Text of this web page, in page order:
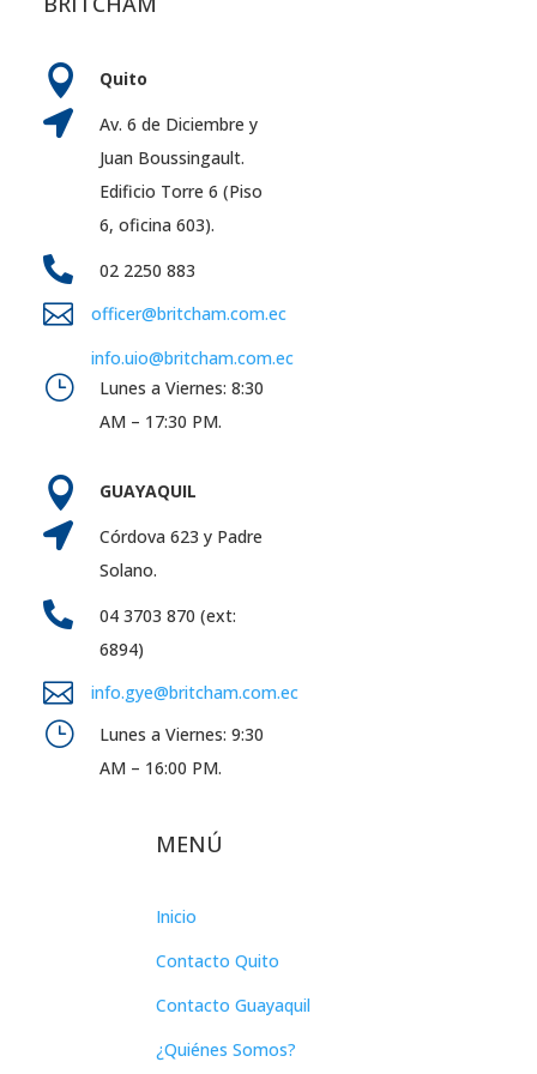
 Quito

Av. 6 de Diciembre y
Juan Boussingault.
Edificio Torre 6 (Piso
6, oficina 603).
 02 2250 883

officer@britcham.com.ec
info.uio@britcham.com.ec
}
Lunes a Viernes: 8:30
AM – 17:30 PM.
 GUAYAQUIL

Córdova 623 y Padre
Solano.

04 3703 870 (ext:
6894)
 info.gye@britcham.com.ec
}
Lunes a Viernes: 9:30
AM – 16:00 PM.
MENÚ
Inicio
Contacto Quito
Contacto Guayaquil
¿Quiénes Somos?